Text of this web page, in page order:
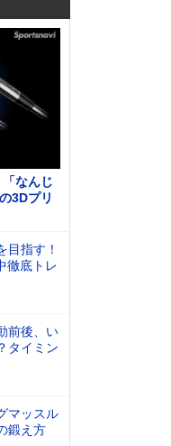
「なんじ
3Dプリ
目指す！
徹底トレ
前後、い
タイミン
マッスル
鍛え方